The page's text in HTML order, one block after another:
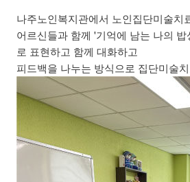
나주노인복지관에서 노인집단미술치
어르신들과 함께 '기억에 남는 나의
로 표현하고 함께 대화하고
피드백을 나누는 방식으로 집단미술